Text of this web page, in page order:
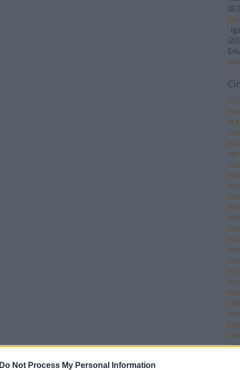
Do Not Process My Personal Information
:
(
5